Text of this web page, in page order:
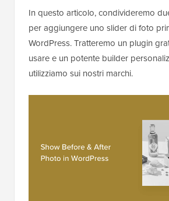
In questo articolo, condivideremo
per aggiungere uno slider di foto
WordPress. Tratteremo un plugin
usare e un potente builder
utilizziamo sui nostri marchi.